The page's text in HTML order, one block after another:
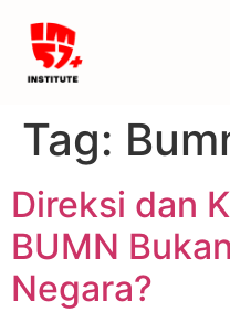
Tag:
Direksi dan
BUMN
Negara?